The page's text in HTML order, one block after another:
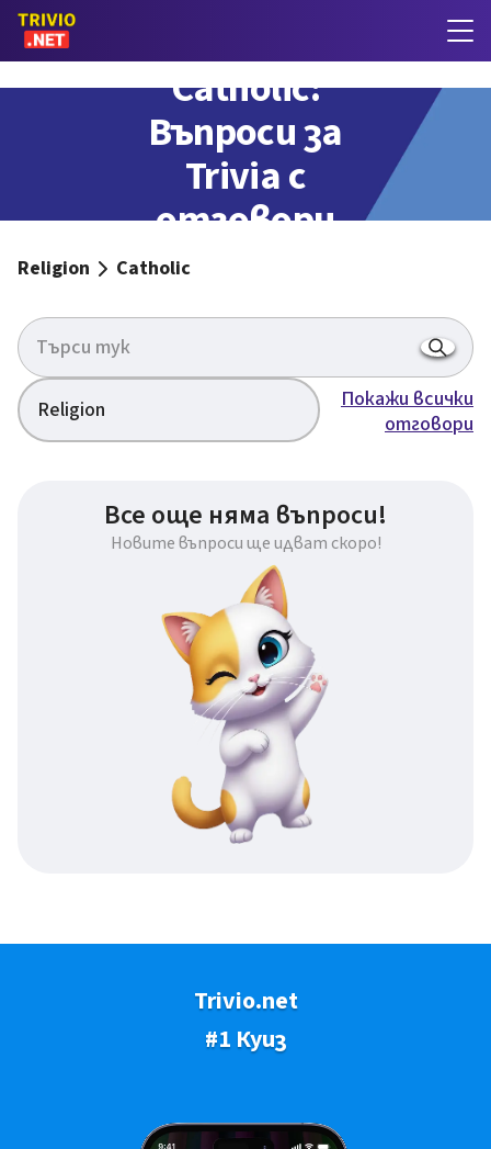
Catholic:
Въпроси за
Trivia с
отговори
Religion Catholic
Religion
Покажи всички
отговори
Все още няма въпроси!
Новите въпроси ще идват скоро!
Trivio.net
#1 Куиз